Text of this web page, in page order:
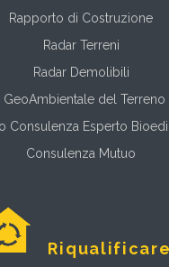
Rapporto di Costruzione
Radar Terreni
Radar Demolibili
GeoAmbientale del Terreno
Consulenza Esperto
Consulenza Mutuo
Riqualificare